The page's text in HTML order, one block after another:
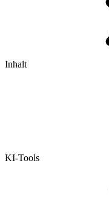
Inhalt
KI-Tools